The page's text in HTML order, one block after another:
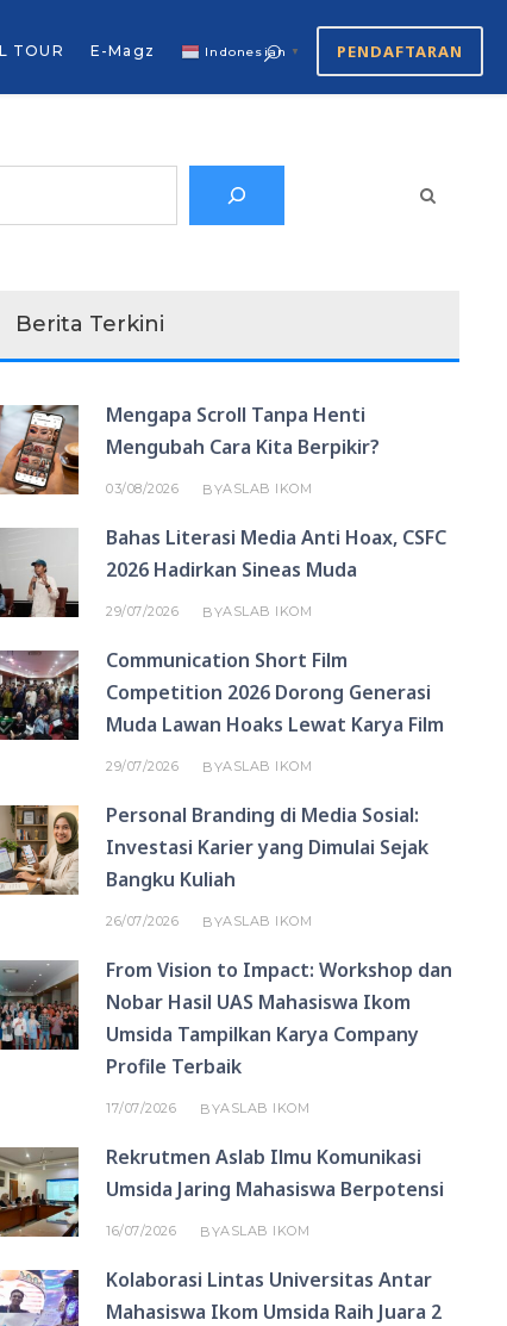
TOUR E-Magz Indonesian ▼ PENDAFTARAN
Berita Terkini
Mengapa Scroll Tanpa Henti
Mengubah Cara Kita Berpikir?
03/08/2026 BYASLAB IKOM
Bahas Literasi Media Anti Hoax, CSFC
2026 Hadirkan Sineas Muda
29/07/2026 BYASLAB IKOM
Communication Short Film
Competition 2026 Dorong Generasi
Muda Lawan Hoaks Lewat Karya Film
29/07/2026 BYASLAB IKOM
Personal Branding di Media Sosial:
Investasi Karier yang Dimulai Sejak
Bangku Kuliah
26/07/2026 BYASLAB IKOM
From Vision to Impact: Workshop dan
Nobar Hasil UAS Mahasiswa Ikom
Umsida Tampilkan Karya Company
Profile Terbaik
17/07/2026 BYASLAB IKOM
Rekrutmen Aslab Ilmu Komunikasi
Umsida Jaring Mahasiswa Berpotensi
16/07/2026 BYASLAB IKOM
Kolaborasi Lintas Universitas Antar
Mahasiswa Ikom Umsida Raih Juara 2